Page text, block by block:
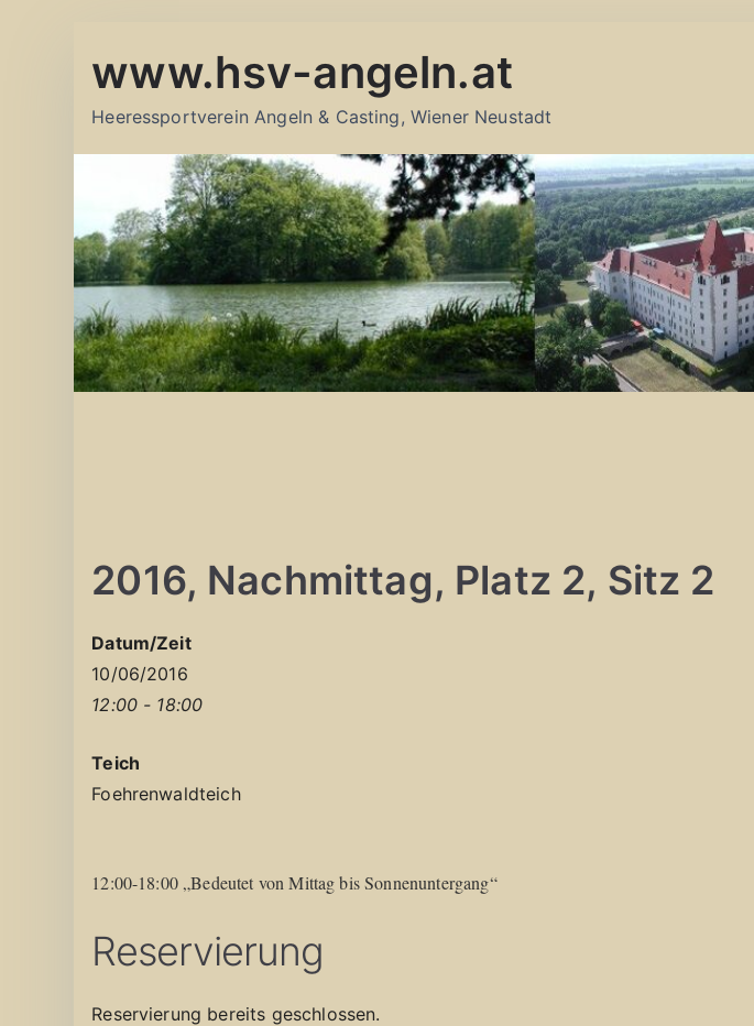
Inhalt
www.hsv-angeln.at
Heeressportverein Angeln & Casting, Wiener Neustadt
2016, Nachmittag, Platz 2, Sitz 2
Datum/Zeit
10/06/2016
12:00 - 18:00
Teich
Foehrenwaldteich
12:00-18:00 „Bedeutet von Mittag bis Sonnenuntergang“
Reservierung
Reservierung bereits geschlossen.